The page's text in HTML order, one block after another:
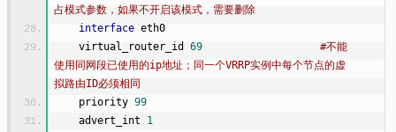
占模式参数，如果不开启该模式，需要删除
interface eth0
    virtual_router_id
69
#不能
使用同网段已使用的ip地址；同一个VRRP实例中每个节点的虚
拟路由ID必须相同
    priority
99
    advert_int
1